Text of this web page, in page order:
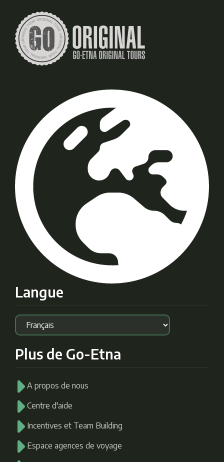
Langue
Plus de Go-Etna
A propos de nous
Centre d'aide
Incentives et Team Building
Espace agences de voyage